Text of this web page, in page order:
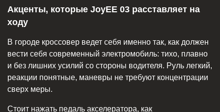
Акценты, которые JoyEE 03 расставляет на
ходу
В городе кроссовер ведет себя именно так, как должен
вести себя современный электромобиль: тихо, плавно
и без лишних усилий со стороны водителя. Руль легкий,
реакции понятные, маневры не требуют концентрации
сверх меры.
Стоит нажать педаль акселератора, как